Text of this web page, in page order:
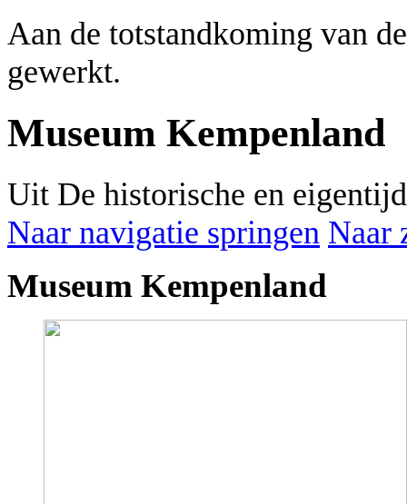
Aan de totstandkoming van
gewerkt.
Museum Kempenland
Uit De historische en
Naar navigatie springen Naar
Museum Kempenland